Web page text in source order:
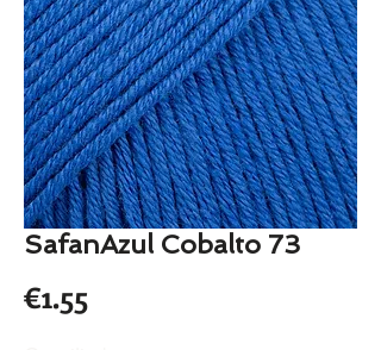
SafanAzul Cobalto 73
€1.55Price